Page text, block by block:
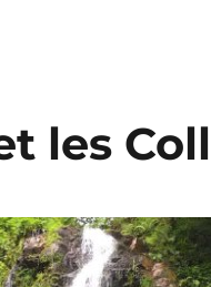
les